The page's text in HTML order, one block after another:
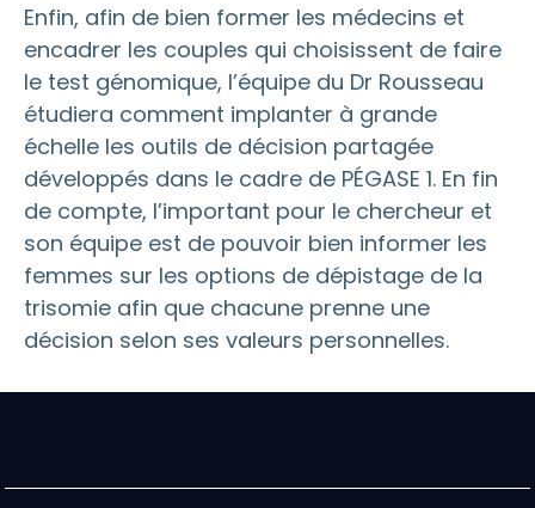
Enfin, afin de bien former les médecins et
encadrer les couples qui choisissent de faire
le test génomique, l’équipe du Dr Rousseau
étudiera comment implanter à grande
échelle les outils de décision partagée
développés dans le cadre de PÉGASE 1. En fin
de compte, l’important pour le chercheur et
son équipe est de pouvoir bien informer les
femmes sur les options de dépistage de la
trisomie afin que chacune prenne une
décision selon ses valeurs personnelles.